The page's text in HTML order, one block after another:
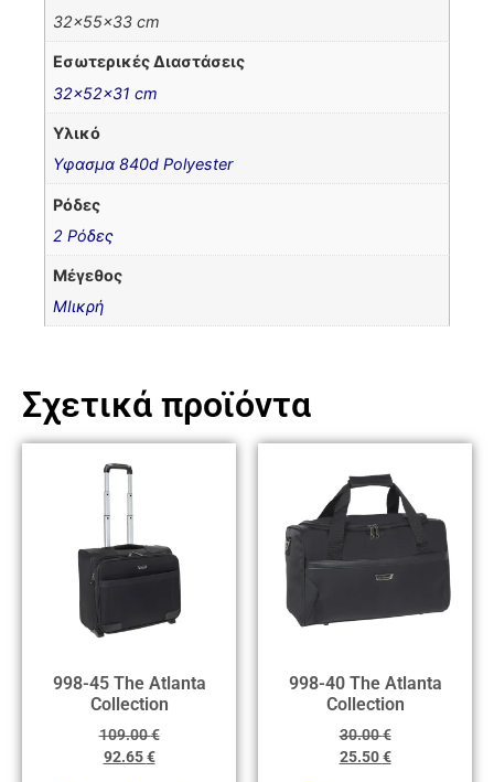
32x55x33 cm
Εσωτερικές Διαστάσεις
32x52x31 cm
Υλικό
Υφασμα 840d Polyester
Ρόδες
2 Ρόδες
Μέγεθος
ΜΙικρή
Σχετικά προϊόντα
998-45 The Atlanta
Collection
109.00€
92.65€
998-40 The Atlanta
Collection
30.00€
25.50€